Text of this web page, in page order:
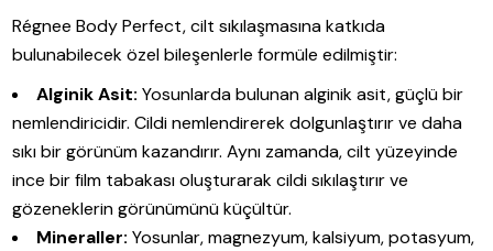
Régnee Body Perfect, cilt sıkılaşmasına katkıda
bulunabilecek özel bileşenlerle formüle edilmiştir:
Alginik Asit: Yosunlarda bulunan alginik asit, güçlü bir
nemlendiricidir. Cildi nemlendirerek dolgunlaştırır ve daha
sıkı bir görünüm kazandırır. Aynı zamanda, cilt yüzeyinde
ince bir film tabakası oluşturarak cildi sıkılaştırır ve
gözeneklerin görünümünü küçültür.
Mineraller: Yosunlar, magnezyum, kalsiyum, potasyum,